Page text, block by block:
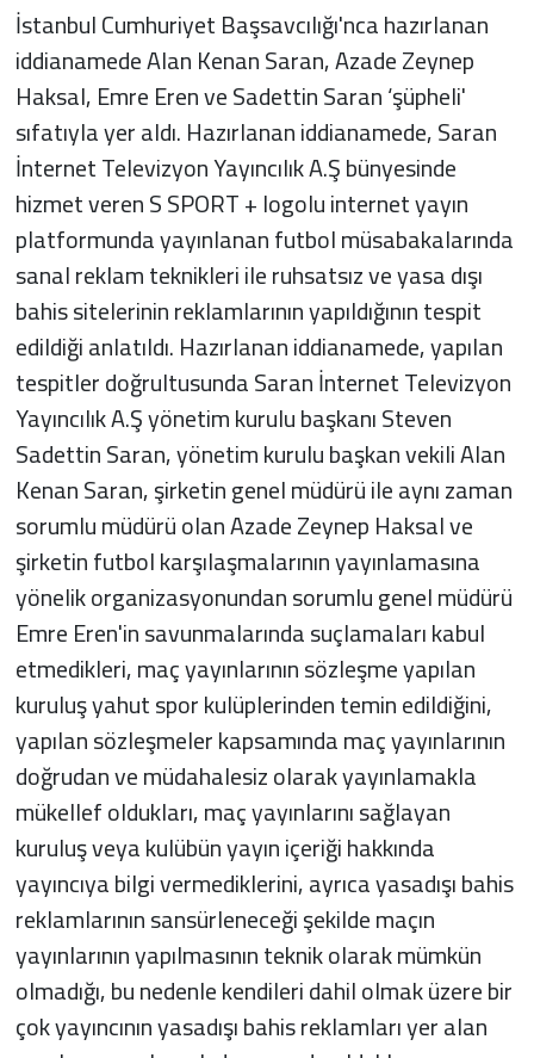
İstanbul Cumhuriyet Başsavcılığı'nca hazırlanan
iddianamede Alan Kenan Saran, Azade Zeynep
Haksal, Emre Eren ve Sadettin Saran ‘şüpheli'
sıfatıyla yer aldı. Hazırlanan iddianamede, Saran
İnternet Televizyon Yayıncılık A.Ş bünyesinde
hizmet veren S SPORT + logolu internet yayın
platformunda yayınlanan futbol müsabakalarında
sanal reklam teknikleri ile ruhsatsız ve yasa dışı
bahis sitelerinin reklamlarının yapıldığının tespit
edildiği anlatıldı. Hazırlanan iddianamede, yapılan
tespitler doğrultusunda Saran İnternet Televizyon
Yayıncılık A.Ş yönetim kurulu başkanı Steven
Sadettin Saran, yönetim kurulu başkan vekili Alan
Kenan Saran, şirketin genel müdürü ile aynı zaman
sorumlu müdürü olan Azade Zeynep Haksal ve
şirketin futbol karşılaşmalarının yayınlamasına
yönelik organizasyonundan sorumlu genel müdürü
Emre Eren'in savunmalarında suçlamaları kabul
etmedikleri, maç yayınlarının sözleşme yapılan
kuruluş yahut spor kulüplerinden temin edildiğini,
yapılan sözleşmeler kapsamında maç yayınlarının
doğrudan ve müdahalesiz olarak yayınlamakla
mükellef oldukları, maç yayınlarını sağlayan
kuruluş veya kulübün yayın içeriği hakkında
yayıncıya bilgi vermediklerini, ayrıca yasadışı bahis
reklamlarının sansürleneceği şekilde maçın
yayınlarının yapılmasının teknik olarak mümkün
olmadığı, bu nedenle kendileri dahil olmak üzere bir
çok yayıncının yasadışı bahis reklamları yer alan